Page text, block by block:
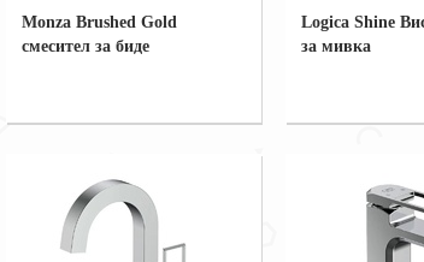
Monza Brushed Gold
смесител за биде
Logica Shine
за мивка